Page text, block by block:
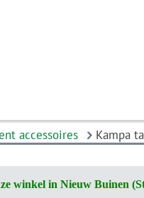
accessoires Kampa
winkel in Nieuw Buinen